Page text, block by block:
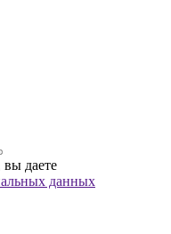
даете
данных